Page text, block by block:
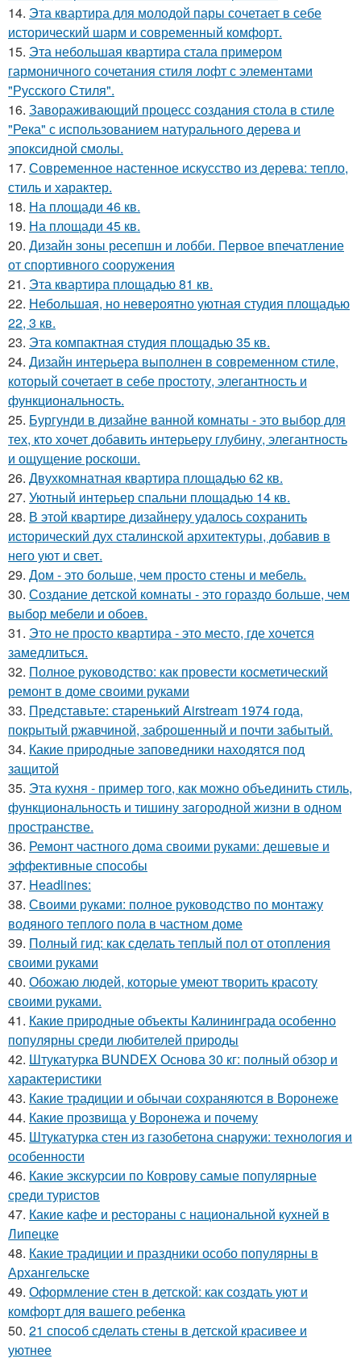
14. Эта квартира для молодой пары сочетает в себе
исторический шарм и современный комфорт.
15. Эта небольшая квартира стала примером
гармоничного сочетания стиля лофт с элементами
"Русского Стиля".
16. Завораживающий процесс создания стола в стиле
"Река" с использованием натурального дерева и
эпоксидной смолы.
17. Современное настенное искусство из дерева: тепло,
стиль и характер.
18. На площади 46 кв.
19. На площади 45 кв.
20. Дизайн зоны ресепшн и лобби. Первое впечатление
от спортивного сооружения
21. Эта квартира площадью 81 кв.
22. Небольшая, но невероятно уютная студия площадью
22, 3 кв.
23. Эта компактная студия площадью 35 кв.
24. Дизайн интерьера выполнен в современном стиле,
который сочетает в себе простоту, элегантность и
функциональность.
25. Бургунди в дизайне ванной комнаты - это выбор для
тех, кто хочет добавить интерьеру глубину, элегантность
и ощущение роскоши.
26. Двухкомнатная квартира площадью 62 кв.
27. Уютный интерьер спальни площадью 14 кв.
28. В этой квартире дизайнеру удалось сохранить
исторический дух сталинской архитектуры, добавив в
него уют и свет.
29. Дом - это больше, чем просто стены и мебель.
30. Создание детской комнаты - это гораздо больше, чем
выбор мебели и обоев.
31. Это не просто квартира - это место, где хочется
замедлиться.
32. Полное руководство: как провести косметический
ремонт в доме своими руками
33. Представьте: старенький Airstream 1974 года,
покрытый ржавчиной, заброшенный и почти забытый.
34. Какие природные заповедники находятся под
защитой
35. Эта кухня - пример того, как можно объединить стиль,
функциональность и тишину загородной жизни в одном
пространстве.
36. Ремонт частного дома своими руками: дешевые и
эффективные способы
37. Headlines:
38. Своими руками: полное руководство по монтажу
водяного теплого пола в частном доме
39. Полный гид: как сделать теплый пол от отопления
своими руками
40. Обожаю людей, которые умеют творить красоту
своими руками.
41. Какие природные объекты Калининграда особенно
популярны среди любителей природы
42. Штукатурка BUNDEX Основа 30 кг: полный обзор и
характеристики
43. Какие традиции и обычаи сохраняются в Воронеже
44. Какие прозвища у Воронежа и почему
45. Штукатурка стен из газобетона снаружи: технология и
особенности
46. Какие экскурсии по Коврову самые популярные
среди туристов
47. Какие кафе и рестораны с национальной кухней в
Липецке
48. Какие традиции и праздники особо популярны в
Архангельске
49. Оформление стен в детской: как создать уют и
комфорт для вашего ребенка
50. 21 способ сделать стены в детской красивее и
уютнее